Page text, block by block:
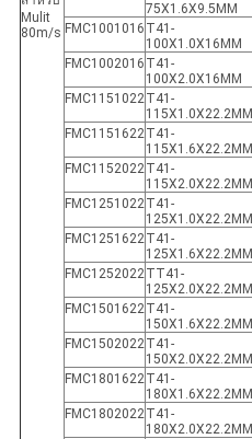
Mulit
80m/s
75X1.6X9.5MM
FMC1001016 T41-
100X1.0X16MM
FMC1002016 T41-
100X2.0X16MM
FMC1151022T41-
115X1.0X22.2MM
FMC1151622T41-
115X1.6X22.2MM
FMC1152022T41-
115X2.0X22.2MM
FMC1251022T41-
125X1.0X22.2MM
FMC1251622T41-
125X1.6X22.2MM
FMC1252022TT41-
125X2.0X22.2MM
FMC1501622T41-
150X1.6X22.2MM
FMC1502022T41-
150X2.0X22.2MM
FMC1801622T41-
180X1.6X22.2MM
FMC1802022T41-
180X2.0X22.2MM